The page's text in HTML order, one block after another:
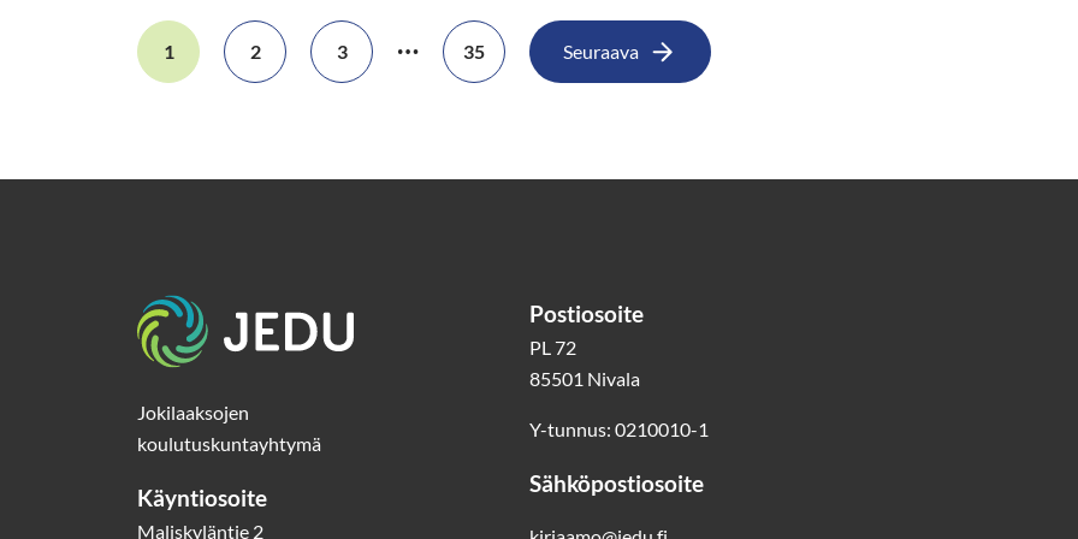
1 2 3 … 35 Seuraava
Etusivu
Jokilaaksojen
koulutuskuntayhtymä
Käyntiosoite
Maliskyläntie 2
Postiosoite
PL 72
85501 Nivala
Y-tunnus: 0210010-1
Sähköpostiosoite